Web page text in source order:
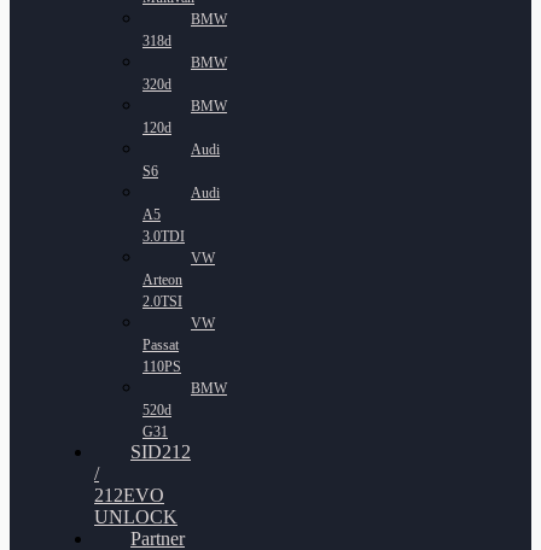
BMW
318d
BMW
320d
BMW
120d
Audi
S6
Audi
A5
3.0TDI
VW
Arteon
2.0TSI
VW
Passat
110PS
BMW
520d
G31
SID212
/
212EVO
UNLOCK
Partner